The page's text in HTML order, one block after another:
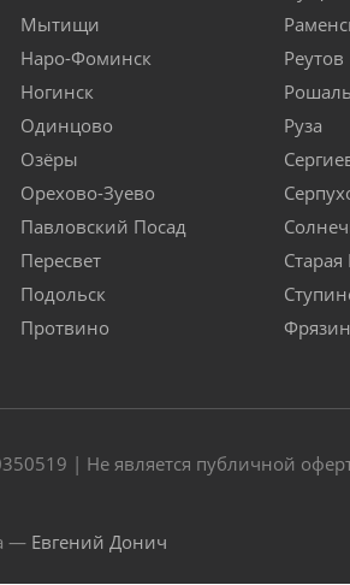
Мытищи
Наро-Фоминск
Ногинск
Одинцово
Озёры
Орехово-Зуево
Павловский Посад
Пересвет
Подольск
Протвино
Реутов
Рошаль
Руза
| Не является публичной
— Евгений Донич